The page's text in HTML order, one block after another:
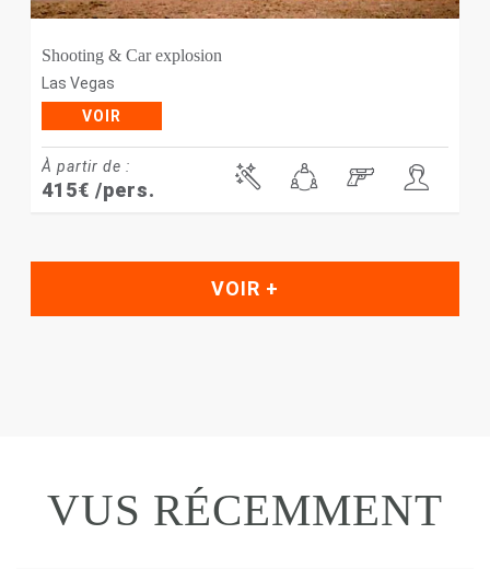
Shooting & Car explosion
Las Vegas
VOIR
À partir de :
415€ /pers.
VOIR +
VUS RÉCEMMENT